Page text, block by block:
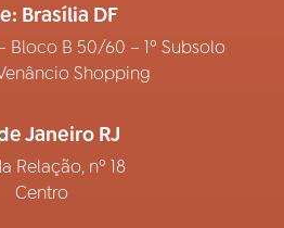
Brasília DF
Bloco B 50/60 – 1º Subsolo
Shopping
Janeiro RJ
Relação, nº 18
Centro